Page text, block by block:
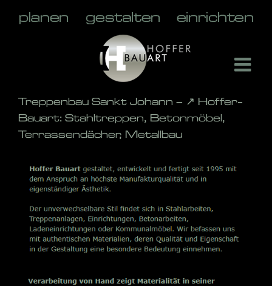
Treppenbau Sankt Johann – ↗️ Hoffer-
Bauart: Stahltreppen, Betonmöbel,
Terrassendächer, Metallbau